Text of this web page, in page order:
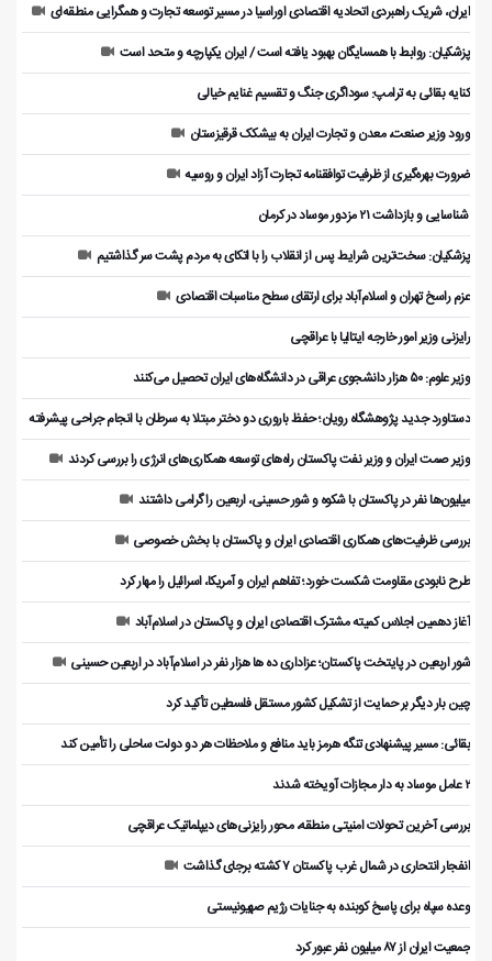
ایران، شریک راهبردی اتحادیه اقتصادی اوراسیا در مسیر توسعه تجارت و همگرایی منطقه‌ای
پزشکیان: روابط با همسایگان بهبود یافته است / ایران یکپارچه و متحد است
کنایه بقائی به ترامپ: سوداگری جنگ و تقسیم غنایم خیالی
ورود وزیر صنعت، معدن و تجارت ایران به بیشکک قرقیزستان
ضرورت بهره‌گیری از ظرفیت توافقنامه تجارت آزاد ایران و روسیه
️ شناسایی و بازداشت ۲۱ مزدور موساد در کرمان
پزشکیان: سخت‌ترین شرایط پس از انقلاب را با اتکای به مردم پشت سر گذاشتیم
عزم راسخ تهران و اسلام‌آباد برای ارتقای سطح مناسبات اقتصادی
رایزنی وزیر امور خارجه ایتالیا با عراقچی
وزیر علوم: ۵۰ هزار دانشجوی عراقی در دانشگاه‌های ایران تحصیل می‌کنند
دستاورد جدید پژوهشگاه رویان؛ حفظ باروری دو دختر مبتلا به سرطان با انجام جراحی پیشرفته
وزیر صمت ایران و وزیر نفت پاکستان راه‌های توسعه همکاری‌های انرژی را بررسی کردند
میلیون‌ها نفر در پاکستان با شکوه و شور حسینی، اربعین را گرامی داشتند
بررسی ظرفیت‌های همکاری اقتصادی ایران و پاکستان با بخش خصوصی
طرح نابودی مقاومت شکست خورد؛ تفاهم ایران و آمریکا، اسرائیل را مهار کرد
آغاز دهمین اجلاس کمیته مشترک اقتصادی ایران و پاکستان در اسلام‌آباد
شور اربعین در پایتخت پاکستان؛ عزاداری ده ها هزار نفر در اسلام‌آباد در اربعین حسینی
چین بار دیگر بر حمایت از تشکیل کشور مستقل فلسطین تأکید کرد
بقائی: مسیر پیشنهادی تنگه هرمز باید منافع و ملاحظات هر دو دولت ساحلی را تأمین کند
۲ عامل موساد به دار مجازات آویخته شدند
بررسی آخرین تحولات امنیتی منطقه، محور رایزنی‌های دیپلماتیک عراقچی
انفجار انتحاری در شمال غرب پاکستان ۷ کشته برجای گذاشت
وعده سپاه برای پاسخ کوبنده به جنایات رژیم صهیونیستی
جمعیت ایران از ۸۷ میلیون نفر عبور کرد